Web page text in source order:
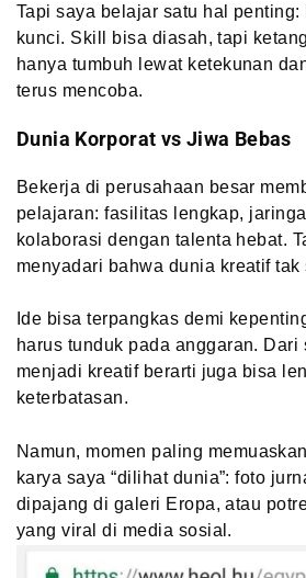
Tapi saya belajar satu hal
kunci. Skill bisa diasah, tapi
hanya tumbuh lewat ketekunan
terus mencoba.
Dunia Korporat vs Jiwa Bebas
Bekerja di perusahaan besar
pelajaran: fasilitas lengkap,
kolaborasi dengan talenta hebat.
menyadari bahwa dunia kreatif tak
Ide bisa terpangkas demi
harus tunduk pada anggaran. Dari
menjadi kreatif berarti juga bisa
keterbatasan.
Namun, momen paling
karya saya “dilihat dunia”: foto
dipajang di galeri Eropa, atau
yang viral di media sosial.